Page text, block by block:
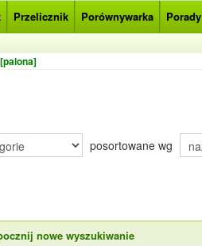
Przelicznik Porównywarka Porady
posortowane wg
nowe wyszukiwanie